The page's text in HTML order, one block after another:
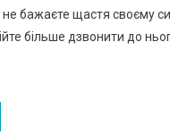
не бажаєте щастя своєму
більше дзвонити до